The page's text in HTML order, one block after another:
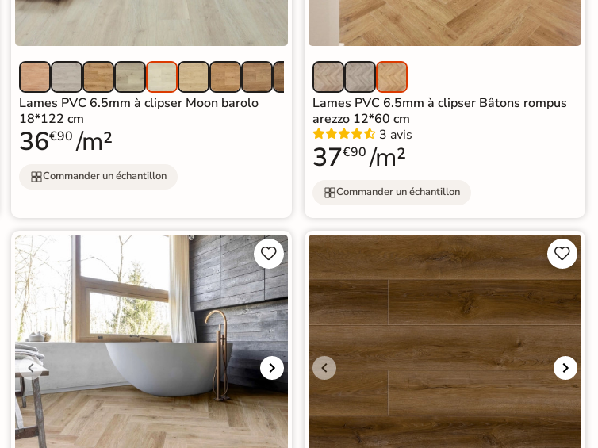
Lames PVC 6.5mm à clipser Moon barolo
18*122 cm
36€90 /m²
Commander un échantillon
Lames PVC 6.5mm à clipser Bâtons rompus
arezzo 12*60 cm
3 avis
37€90 /m²
Commander un échantillon

 
